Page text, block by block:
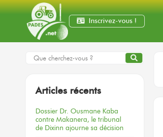
Inscrivez-vous !
Articles récents
Dossier Dr. Ousmane Kaba
contre Makanera, le tribunal
de Dixinn ajourne sa décision